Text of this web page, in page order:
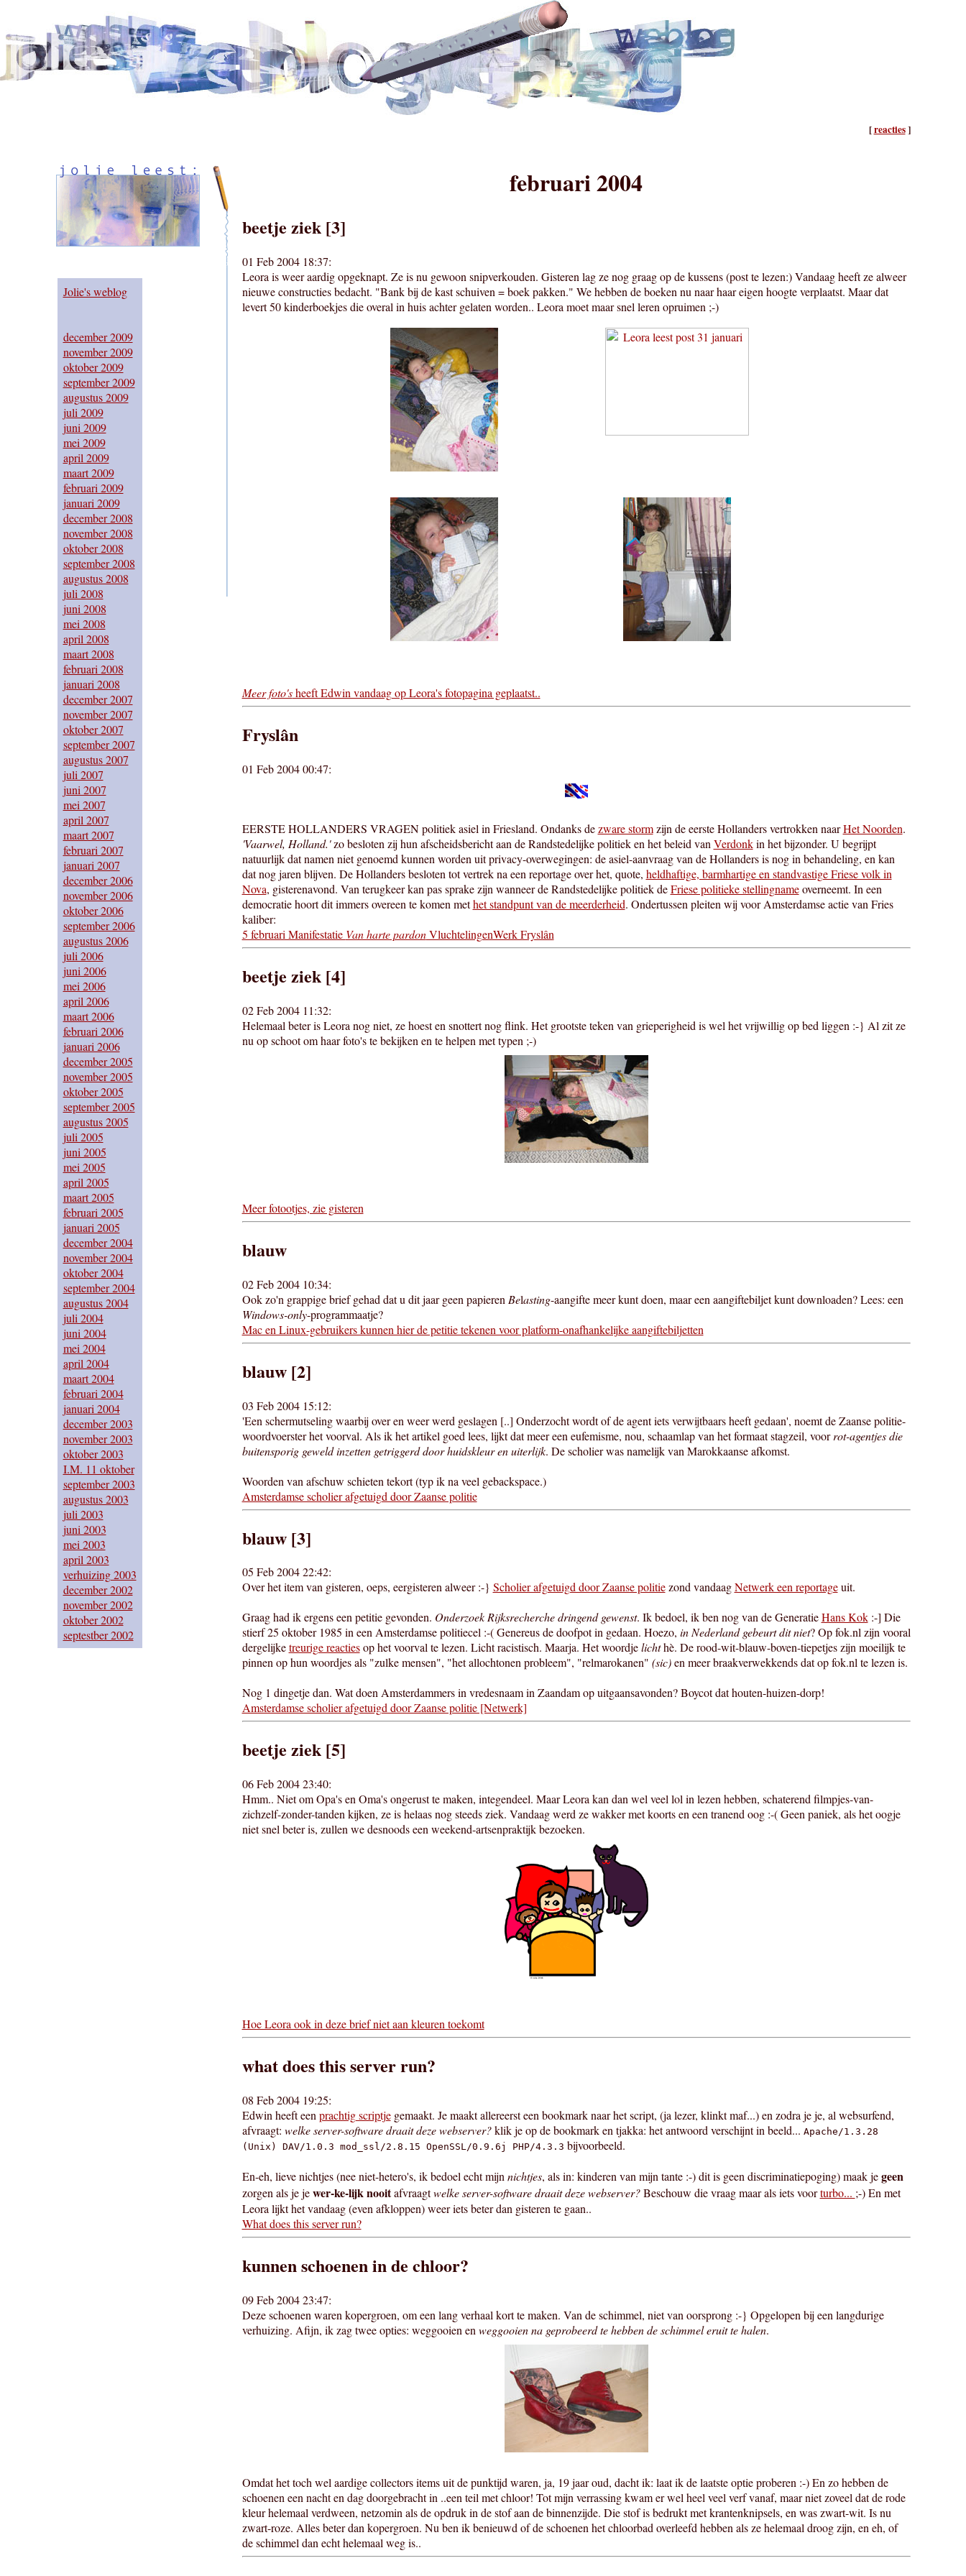
[reacties]
Jolie's weblog
december 2009
november 2009
oktober 2009
september 2009
augustus 2009
juli 2009
juni 2009
mei 2009
april 2009
maart 2009
februari 2009
januari 2009
december 2008
november 2008
oktober 2008
september 2008
augustus 2008
juli 2008
juni 2008
mei 2008
april 2008
maart 2008
februari 2008
januari 2008
december 2007
november 2007
oktober 2007
september 2007
augustus 2007
juli 2007
juni 2007
mei 2007
april 2007
maart 2007
februari 2007
januari 2007
december 2006
november 2006
oktober 2006
september 2006
augustus 2006
juli 2006
juni 2006
mei 2006
april 2006
maart 2006
februari 2006
januari 2006
december 2005
november 2005
oktober 2005
september 2005
augustus 2005
juli 2005
juni 2005
mei 2005
april 2005
maart 2005
februari 2005
januari 2005
december 2004
november 2004
oktober 2004
september 2004
augustus 2004
juli 2004
juni 2004
mei 2004
april 2004
maart 2004
februari 2004
januari 2004
december 2003
november 2003
oktober 2003
I.M. 11 oktober
september 2003
augustus 2003
juli 2003
juni 2003
mei 2003
april 2003
verhuizing 2003
december 2002
november 2002
oktober 2002
septestber 2002
februari 2004
beetje ziek [3]
01 Feb 2004 18:37:
Leora is weer aardig opgeknapt. Ze is nu gewoon snipverkouden. Gisteren lag ze nog graag op de kussens (post te lezen:) Vandaag heeft ze alweer
nieuwe constructies bedacht. "Bank bij de kast schuiven = boek pakken." We hebben de boeken nu naar haar eigen hoogte verplaatst. Maar dat
levert 50 kinderboekjes die overal in huis achter gelaten worden.. Leora moet maar snel leren opruimen ;-)
Meer foto'sheeft Edwin vandaag op Leora's fotopagina geplaatst..
Fryslân
01 Feb 2004 00:47:
EERSTE HOLLANDERS VRAGEN politiek asiel in Friesland. Ondanks dezware stormzijn de eerste Hollanders vertrokken naarHet Noorden.
'Vaarwel, Holland.'zo besloten zij hun afscheidsbericht aan de Randstedelijke politiek en het beleid van Verdonkin het bijzonder. U begrijpt
natuurlijk dat namen niet genoemd kunnen worden uit privacy-overwegingen: de asiel-aanvraag van de Hollanders is nog in behandeling, en kan
dat nog jaren blijven. De Hollanders besloten tot vertrek na een reportage over het, quote, heldhaftige, barmhartige en standvastige Friese volk in
Nova, gisterenavond. Van terugkeer kan pas sprake zijn wanneer de Randstedelijke politiek deFriese politieke stellingnameoverneemt. In een
democratie hoort dit immers overeen te komen methet standpunt van de meerderheid. Ondertussen pleiten wij voor Amsterdamse actie van Fries
kaliber:
5 februari Manifestatie Van harte pardonVluchtelingenWerk Fryslân
beetje ziek [4]
02 Feb 2004 11:32:
Helemaal beter is Leora nog niet, ze hoest en snottert nog flink. Het grootste teken van grieperigheid is wel het vrijwillig op bed liggen :-} Al zit ze
nu op schoot om haar foto's te bekijken en te helpen met typen ;-)
Meer fotootjes, zie gisteren
blauw
02 Feb 2004 10:34:
Ook zo'n grappige brief gehad dat u dit jaar geen papieren Belasting-aangifte meer kunt doen, maar een aangiftebiljet kunt downloaden? Lees: een
Windows-only-programmaatje?
Mac en Linux-gebruikers kunnen hier de petitie tekenen voor platform-onafhankelijke aangiftebiljetten
blauw [2]
03 Feb 2004 15:12:
'Een schermutseling waarbij over en weer werd geslagen [..] Onderzocht wordt of de agent iets verwijtbaars heeft gedaan', noemt de Zaanse politie-
woordvoerster het voorval. Als ik het artikel goed lees, lijkt dat meer een eufemisme, nou, schaamlap van het formaat stagzeil, voorrot-agentjes die
buitensporig geweld inzetten getriggerd door huidskleur en uiterlijk. De scholier was namelijk van Marokkaanse afkomst.
Woorden van afschuw schieten tekort (typ ik na veel gebackspace.)
Amsterdamse scholier afgetuigd door Zaanse politie
blauw [3]
05 Feb 2004 22:42:
Over het item van gisteren, oeps, eergisteren alweer :-} Scholier afgetuigd door Zaanse politiezond vandaagNetwerk een reportageuit.
Graag had ik ergens een petitie gevonden. Onderzoek Rijksrecherche dringend gewenst. Ik bedoel, ik ben nog van de GeneratieHans Kok:-] Die
stierf 25 oktober 1985 in een Amsterdamse politiecel :-( Genereus de doofpot in gedaan. Hoezo, in Nederland gebeurt dit niet? Op fok.nl zijn vooral
dergelijketreurige reactiesop het voorval te lezen. Licht racistisch. Maarja. Het woordjelichthè. De rood-wit-blauw-boven-tiepetjes zijn moeilijk te
pinnen op hun woordjes als "zulke mensen", "het allochtonen probleem", "relmarokanen" (sic)en meer braakverwekkends dat op fok.nl te lezen is.
Nog 1 dingetje dan. Wat doen Amsterdammers in vredesnaam in Zaandam op uitgaansavonden? Boycot dat houten-huizen-dorp!
Amsterdamse scholier afgetuigd door Zaanse politie [Netwerk]
beetje ziek [5]
06 Feb 2004 23:40:
Hmm.. Niet om Opa's en Oma's ongerust te maken, integendeel. Maar Leora kan dan wel veel lol in lezen hebben, schaterend filmpjes-van-
zichzelf-zonder-tanden kijken, ze is helaas nog steeds ziek. Vandaag werd ze wakker met koorts en een tranend oog :-( Geen paniek, als het oogje
niet snel beter is, zullen we desnoods een weekend-artsenpraktijk bezoeken.
Hoe Leora ook in deze brief niet aan kleuren toekomt
what does this server run?
08 Feb 2004 19:25:
Edwin heeft een prachtig scriptjegemaakt. Je maakt allereerst een bookmark naar het script, (ja lezer, klinkt maf...) en zodra je je, al websurfend,
afvraagt: welke server-software draait deze webserver?klik je op de bookmark en tjakka: het antwoord verschijnt in beeld... Apache/1.3.28
(Unix) DAV/1.0.3 mod_ssl/2.8.15 OpenSSL/0.9.6j PHP/4.3.3 bijvoorbeeld.
En-eh, lieve nichtjes (nee niet-hetero's, ik bedoel echt mijn nichtjes, als in: kinderen van mijn tante :-) dit is geen discriminatiepoging) maak jegeen
zorgen als je jewer-ke-lijk nooitafvraagtwelke server-software draait deze webserver?Beschouw die vraag maar als iets voorturbo... ;-) En met
Leora lijkt het vandaag (even afkloppen) weer iets beter dan gisteren te gaan..
What does this server run?
kunnen schoenen in de chloor?
09 Feb 2004 23:47:
Deze schoenen waren kopergroen, om een lang verhaal kort te maken. Van de schimmel, niet van oorsprong :-} Opgelopen bij een langdurige
verhuizing. Afijn, ik zag twee opties: weggooien en weggooien na geprobeerd te hebben de schimmel eruit te halen.
Omdat het toch wel aardige collectors items uit de punktijd waren, ja, 19 jaar oud, dacht ik: laat ik de laatste optie proberen :-) En zo hebben de
schoenen een nacht en dag doorgebracht in ..een teil met chloor! Tot mijn verrassing kwam er wel heel veel verf vanaf, maar niet zoveel dat de rode
kleur helemaal verdween, netzomin als de opdruk in de stof aan de binnenzijde. Die stof is bedrukt met krantenknipsels, en was zwart-wit. Is nu
zwart-roze. Alles beter dan kopergroen. Nu ben ik benieuwd of de schoenen het chloorbad overleefd hebben als ze helemaal droog zijn, en eh, of
de schimmel dan echt helemaal weg is..